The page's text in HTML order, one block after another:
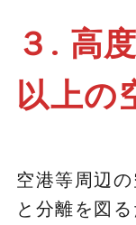
３. 高
以上の
空港等周辺
と分離を図